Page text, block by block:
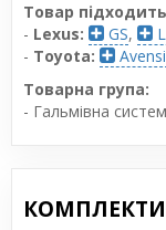
Товар
- Lexus: GS,
- Toyota:
Товарна група:
- Гальмівна
КОМПЛЕКТИ